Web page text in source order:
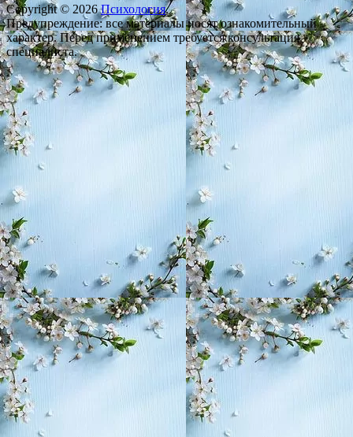
Copyright © 2026Психология.
Предупреждение: все материалы носят ознакомительный
характер. Перед применением требуется консультация
специалиста.